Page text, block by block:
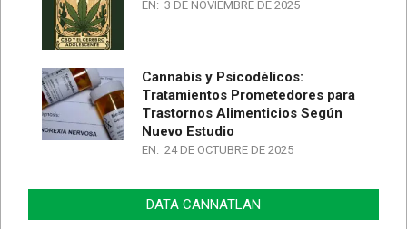
EN: 3 DE NOVIEMBRE DE 2025
Cannabis y Psicodélicos:
Tratamientos Prometedores para
Trastornos Alimenticios Según
Nuevo Estudio
EN: 24 DE OCTUBRE DE 2025
DATA CANNATLAN